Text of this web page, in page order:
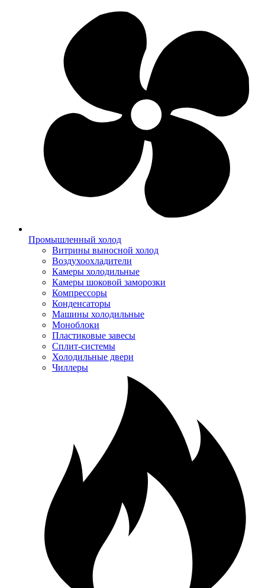
Промышленный холод
Витрины выносной холод
Воздухоохладители
Камеры холодильные
Камеры шоковой заморозки
Компрессоры
Конденсаторы
Машины холодильные
Моноблоки
Пластиковые завесы
Сплит-системы
Холодильные двери
Чиллеры